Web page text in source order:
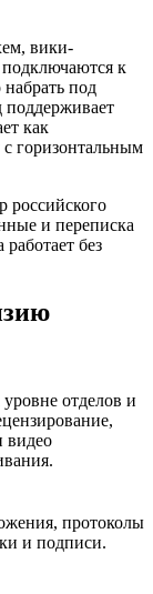
вики-
к
под
поддерживает
как
горизонтальным
российского
и переписка
без
отделов и
видео
протоколы
и подписи.